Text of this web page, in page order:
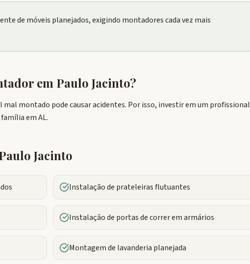
de móveis planejados, exigindo montadores cada vez mais
em Paulo Jacinto?
mal montado pode causar acidentes. Por isso, investir em um profissional
em AL.
Jacinto
Instalação de prateleiras flutuantes
Instalação de portas de correr em armários
Montagem de lavanderia planejada